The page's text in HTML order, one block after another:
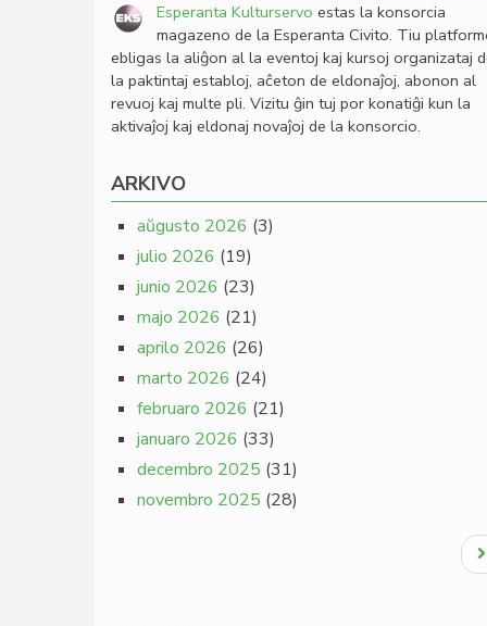
Esperanta Kulturservo estas la konsorcia
magazeno de la Esperanta Civito. Tiu
ebligas la aliĝon al la eventoj kaj kursoj organizataj
la paktintaj establoj, aĉeton de eldonaĵoj, abonon al
revuoj kaj multe pli. Vizitu ĝin tuj por konatiĝi kun la
aktivaĵoj kaj eldonaj novaĵoj de la konsorcio.
ARKIVO
aŭgusto 2026 (3)
julio 2026 (19)
junio 2026 (23)
majo 2026 (21)
aprilo 2026 (26)
marto 2026 (24)
februaro 2026 (21)
januaro 2026 (33)
decembro 2025 (31)
novembro 2025 (28)